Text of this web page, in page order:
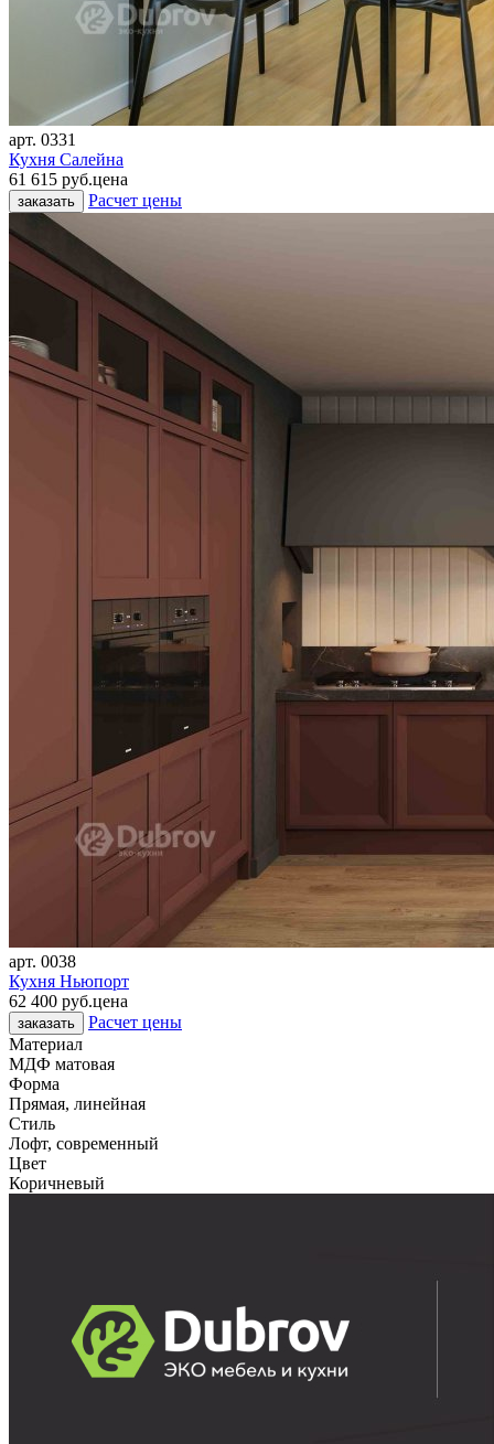
арт. 0331
Кухня Салейна
61 615 руб.цена
заказать Расчет цены
арт. 0038
Кухня Ньюпорт
62 400 руб.цена
заказать
Расчет цены
Материал
МДФ матовая
Форма
Прямая, линейная
Стиль
Лофт, современный
Цвет
Коричневый